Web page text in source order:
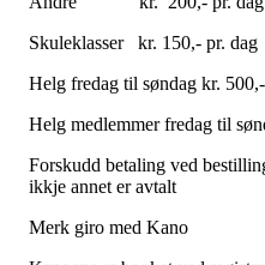
Skuleklasser kr. 150,- pr. dag
Helg fredag til søndag kr. 500,-
Helg medlemmer fredag til
Forskudd betaling ved
ikkje annet er avtalt
Merk giro med Kano